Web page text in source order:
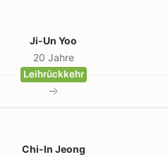
Ji-Un Yoo
20 Jahre
Leihrückkehr
Chi-In Jeong